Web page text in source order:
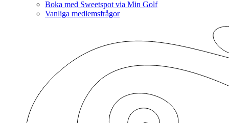
Boka med Sweetspot via Min Golf
Vanliga medlemsfrågor